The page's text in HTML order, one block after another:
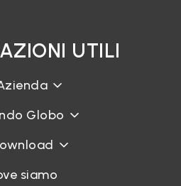
UTILI
Globo
siamo